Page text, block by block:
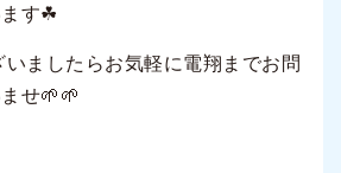
ます☘
いましたらお気軽に電翔までお問
せ🌱🌱